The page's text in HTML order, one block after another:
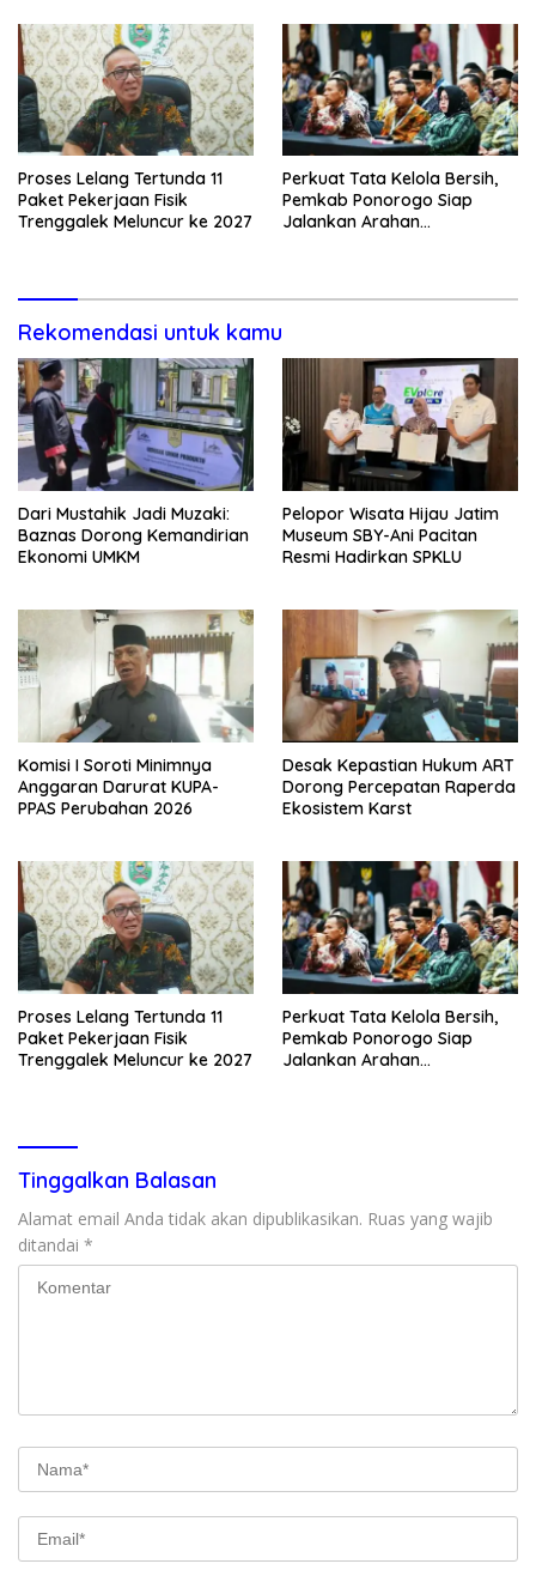
Proses Lelang Tertunda 11
Paket Pekerjaan Fisik
Trenggalek Meluncur ke 2027
Perkuat Tata Kelola Bersih,
Pemkab Ponorogo Siap
Jalankan Arahan
Rekomendasi untuk kamu
Dari Mustahik Jadi Muzaki:
Baznas Dorong Kemandirian
Ekonomi UMKM
Pelopor Wisata Hijau Jatim
Museum SBY-Ani Pacitan
Resmi Hadirkan SPKLU
Komisi I Soroti Minimnya
Anggaran Darurat KUPA-
PPAS Perubahan 2026
Desak Kepastian Hukum ART
Dorong Percepatan Raperda
Ekosistem Karst
Proses Lelang Tertunda 11
Paket Pekerjaan Fisik
Trenggalek Meluncur ke 2027
Perkuat Tata Kelola Bersih,
Pemkab Ponorogo Siap
Jalankan Arahan
Tinggalkan Balasan
Alamat email Anda tidak akan dipublikasikan. Ruas yang wajib
ditandai *